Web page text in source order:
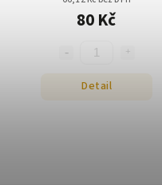
80 Kč
Detail